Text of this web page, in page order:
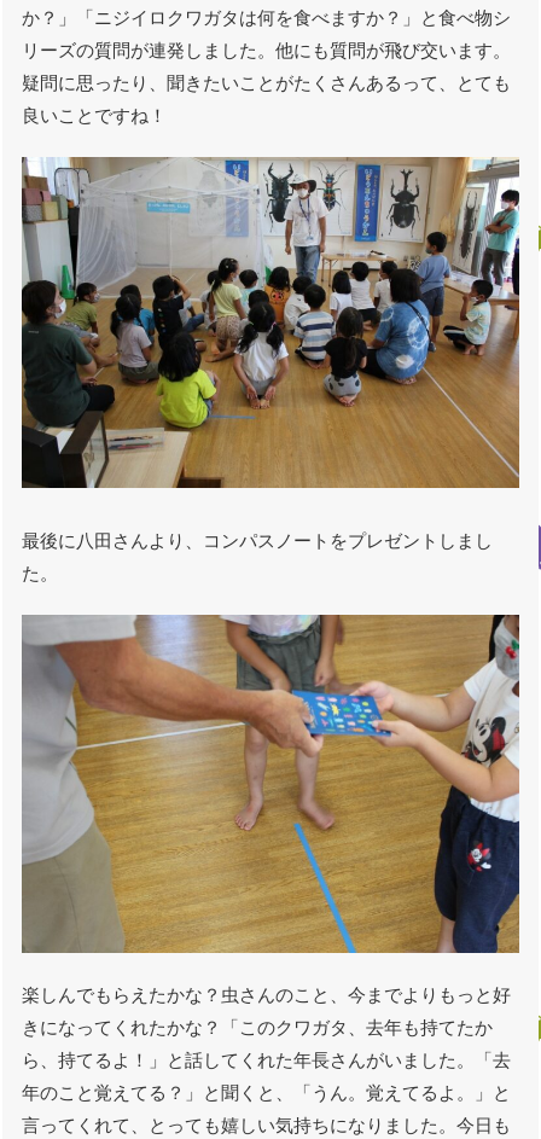
か？」「ニジイロクワガタは何を食べますか？」と食べ物シ
リーズの質問が連発しました。他にも質問が飛び交います。
疑問に思ったり、聞きたいことがたくさんあるって、とても
良いことですね！
最後に八田さんより、コンパスノートをプレゼントしまし
た。
楽しんでもらえたかな？虫さんのこと、今までよりもっと好
きになってくれたかな？「このクワガタ、去年も持てたか
ら、持てるよ！」と話してくれた年長さんがいました。「去
年のこと覚えてる？」と聞くと、「うん。覚えてるよ。」と
言ってくれて、とっても嬉しい気持ちになりました。今日も